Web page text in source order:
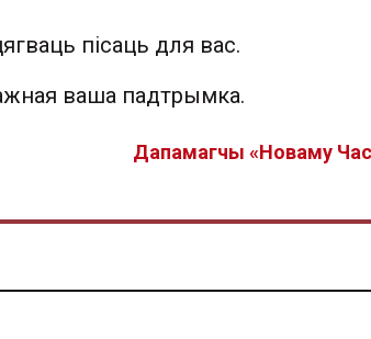
пісаць для вас.
ваша падтрымка.
Дапамагчы «Новаму